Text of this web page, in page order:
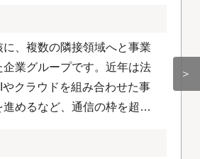
、複数の隣接領域へと事業
企業グループです。近年は法
やクラウドを組み合わせた事
めるなど、通信の枠を超え
まらず海外事業にも積極的
＞